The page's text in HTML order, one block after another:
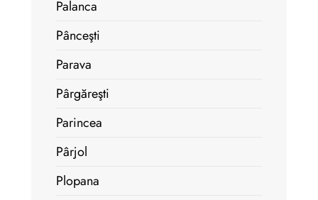
Palanca
Pânceşti
Parava
Pârgăreşti
Parincea
Pârjol
Plopana